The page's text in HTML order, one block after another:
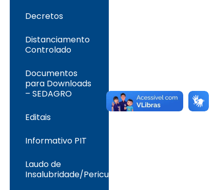
Decretos
Distanciamento
Controlado
Documentos
para Downloads
– SEDAGRO
Editais
Informativo PIT
Laudo de
Insalubridade/Periculosidade